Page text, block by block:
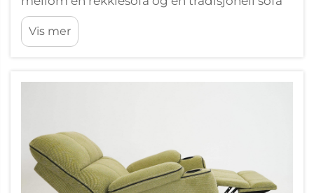
viktigere enn det kanskje først virker. Disse to
møbelstykkene kan oppta samme rom og
tjene samme generelle formål, men de skiller
Vis mer